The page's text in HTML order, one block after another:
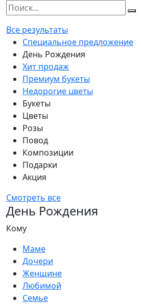
Все результаты
Специальное предложение
День Рождения
Хит продаж
Премиум букеты
Недорогие цветы
Букеты
Цветы
Розы
Повод
Композиции
Подарки
Акция
Смотреть все
День Рождения
Кому
Маме
Дочери
Женщине
Любимой
Семье